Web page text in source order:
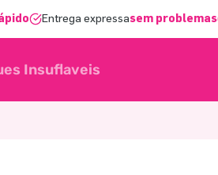
Entrega expressasem problemas
Insuflaveis